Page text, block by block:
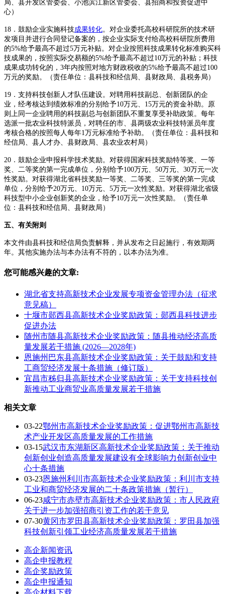
局、县开发区管委会、小池滨江新区管委会、县招商和投资促进中
心）
18．鼓励企业实施科技成果转化。对企业委托高校科研院所的技术研
发项目并进行合同登记备案的，按企业实际支付给高校科研院所费用
的5%给予最高不超过5万元补贴。对企业按照科技成果转化标准购买科
技成果的，按照实际交易额的5%给予最高不超过10万元的补贴；科技
成果成功转化的，3年内按照对地方财政税收的5%给予最高不超过100
万元的奖励。（责任单位：县科技和经信局、县财政局、县税务局）
19．支持科技创新人才队伍建设。对聘用科技副总、创新团队的企
业，经考核达到绩效标准的分别给予10万元、15万元的资金补助。原
则上同一企业聘用的科技副总与创新团队不重复享受补助政策。每年
选派一批农业科技特派员，对聘任的市、县两级农业科技特派员年度
考核合格的按照每人每年1万元标准给予补助。（责任单位：县科技和
经信局、县人才办、县财政局、县农业农村局）
20．鼓励企业申报科学技术奖励。对获得国家科技奖励特等奖、一等
奖、二等奖的第一完成单位，分别给予100万元、50万元、30万元一次
性奖励。对获得湖北省科技奖励一等奖、二等奖、三等奖的第一完成
单位，分别给予20万元、10万元、5万元一次性奖励。对获得湖北省级
科技型中小企业创新奖的企业，给予10万元一次性奖励。（责任单
位：县科技和经信局、县财政局）
五、有关附则
本文件由县科技和经信局负责解释，并从发布之日起施行，有效期两
年。其他实施办法与本办法有不符的，以本办法为准。
您可能感兴趣的文章:
湖北省支持高新技术企业发展专项资金管理办法（征求
意见稿）
十堰市郧西县高新技术企业奖励政策：郧西县科技进步
促进办法
随州市随县高新技术企业奖励政策：随县推动经济高质
量发展若干措施 (2026—2028年)
恩施州巴东县高新技术企业奖励政策：关于鼓励和支持
工商贸经济发展十条措施（修订版）
宜昌市秭归县高新技术企业奖励政策：关于支持科技创
新推动工业商贸业高质量发展若干措施
相关文章
03-22鄂州市高新技术企业奖励政策：促进鄂州市高新技
术产业开发区高质量发展的工作措施
03-15武汉市东湖新区高新技术企业奖励政策：关于推动
创新创业创造高质量发展建设有全球影响力创新创业中
心十条措施
03-23恩施州利川市高新技术企业奖励政策：利川市支持
工业和商贸经济发展的二十条政策措施（暂行）
06-23咸宁市赤壁市高新技术企业奖励政策：市人民政府
关于进一步加强招商引资工作的若干意见
07-30黄冈市罗田县高新技术企业奖励政策：罗田县加强
科技创新引领工业经济高质量发展若干措施
高企新闻资讯
高企申报教程
高企奖励政策
高企申报通知
高企材料下载